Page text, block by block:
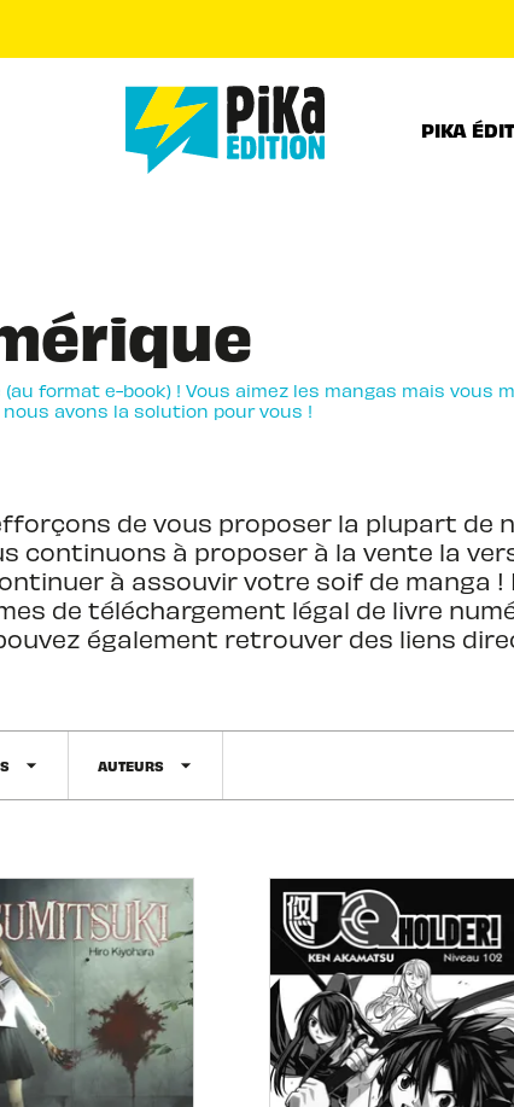
PIKA
format e-book) ! Vous aimez les mangas mais vous
avons la solution pour vous !
de vous proposer la plupart de
continuons à proposer à la vente la
à assouvir votre soif de manga
de téléchargement légal de livre
également retrouver des liens
arrow_drop_down AUTEURS arrow_drop_down